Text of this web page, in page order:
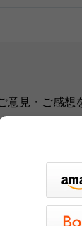
意見・ご感想
、弊社ウェブ
す。
返信は致しか
、
か